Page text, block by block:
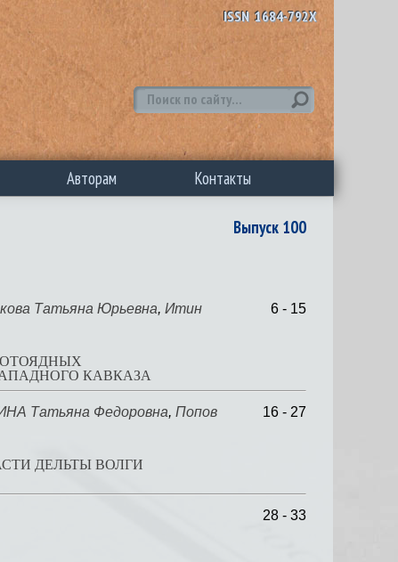
ISSN 1684-792X
Авторам Контакты
Выпуск 100
Татьяна Юрьевна, Итин
КАВКАЗА
6 - 15
Татьяна Фeдоровна, Попов
ДЕЛЬТЫ ВОЛГИ
16 - 27
28 - 33